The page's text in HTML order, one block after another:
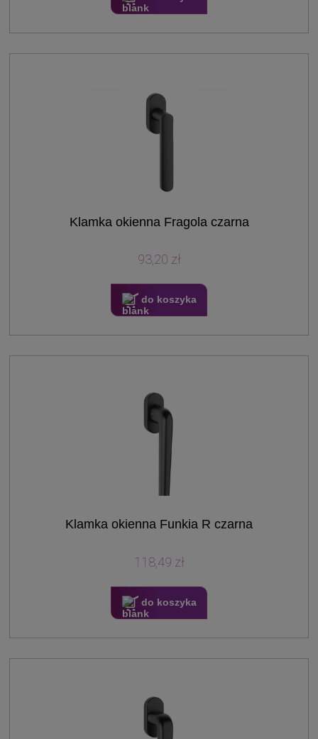
Klamka okienna Fragola czarna
93,20 zł
do koszyka
Klamka okienna Funkia R czarna
118,49 zł
do koszyka